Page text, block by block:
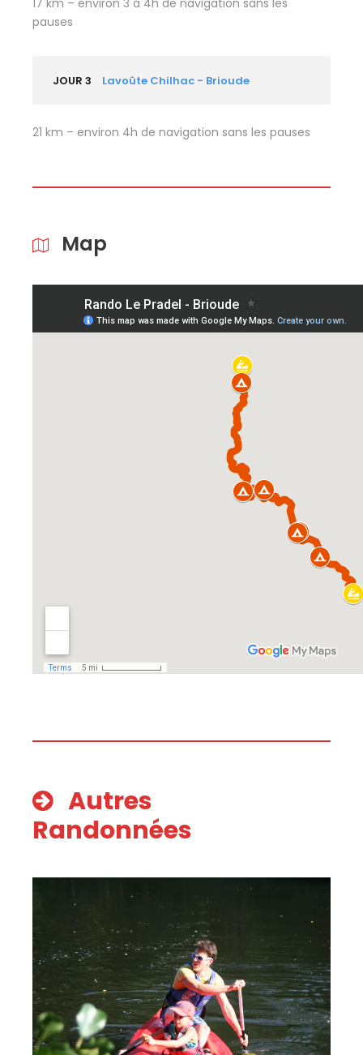
17 km – environ 3 à 4h de navigation sans les
pauses
JOUR 3 Lavoûte Chilhac - Brioude
21 km – environ 4h de navigation sans les pauses
Map
Autres
Randonnées